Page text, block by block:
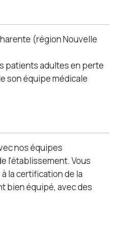
(région Nouvelle
patients adultes en perte
son équipe médicale
nos équipes
l'établissement. Vous
la certification de la
bien équipé, avec des